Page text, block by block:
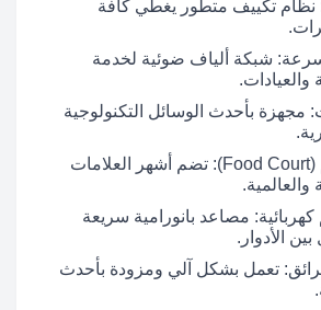
تكييف متطور يغطي كافة
شبكة ألياف ضوئية لخدمة
والعيادات.
بأحدث الوسائل التكنولوجية
منطقة مطاعم (Food Court): تضم أشهر العلامات
والعالمية.
مصاعد بانورامية سريعة
الأدوار.
تعمل بشكل آلي ومزودة بأحدث